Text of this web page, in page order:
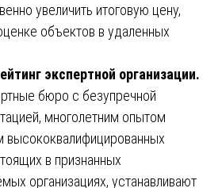
увеличить итоговую цену,
объектов в удаленных
экспертной организации.
бюро с безупречной
многолетним опытом
высококвалифицированных
в признанных
организациях, устанавливают